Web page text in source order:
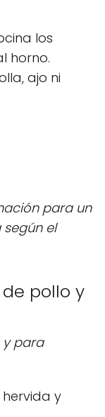
los
horno.
ajo ni
para un
según el
pollo y
y para
y